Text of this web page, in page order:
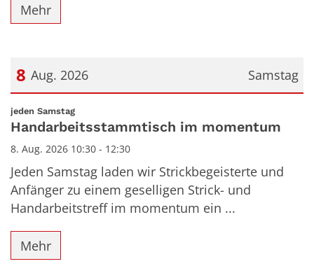
Mehr
Samstag
8 Aug. 2026
Datum: 8. August 2026
jeden Samstag:
Handarbeitsstammtisch im momentum
8. Aug. 2026 10:30 - 12:30
Jeden Samstag laden wir Strickbegeisterte und
Anfänger zu einem geselligen Strick- und
Handarbeitstreff im momentum ein ...
Mehr